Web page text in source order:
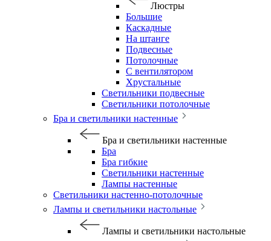
Люстры
Большие
Каскадные
На штанге
Подвесные
Потолочные
С вентилятором
Хрустальные
Светильники подвесные
Светильники потолочные
Бра и светильники настенные
Бра и светильники настенные
Бра
Бра гибкие
Светильники настенные
Лампы настенные
Светильники настенно-потолочные
Лампы и светильники настольные
Лампы и светильники настольные